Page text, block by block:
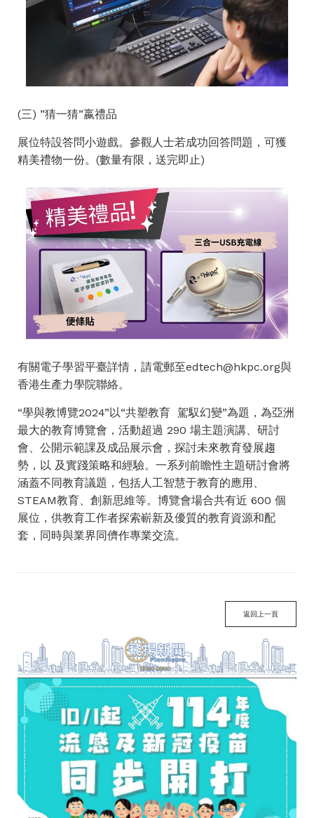
(三) ”猜一猜”嬴禮品
展位特設答問小遊戲。參觀人士若成功回答問題，可獲
精美禮物一份。(數量有限，送完即止)
有關電子學習平臺詳情，請電郵至edtech@hkpc.org與
香港生產力學院聯絡。
“學與教博覽2024”以“共塑教育 駕馭幻變”為題，為亞洲
最大的教育博覽會，活動超過 290 場主題演講、研討
會、公開示範課及成品展示會，探討未來教育發展趨
勢，以 及實踐策略和經驗。一系列前瞻性主題研討會將
涵蓋不同教育議題，包括人工智慧于教育的應用、
STEAM教育、創新思維等。博覽會場合共有近 600 個
展位，供教育工作者探索嶄新及優質的教育資源和配
套，同時與業界同儕作專業交流。
返回上一頁